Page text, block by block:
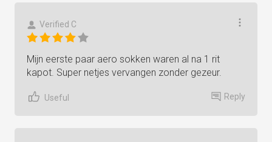
Verified C
Mijn eerste paar aero sokken waren al na 1 rit
kapot. Super netjes vervangen zonder gezeur.
Useful Reply